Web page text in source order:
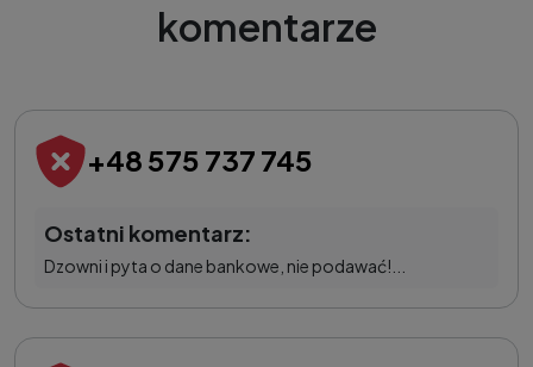
komentarze
+48 575 737 745
Ostatni komentarz:
Dzowni i pyta o dane bankowe, nie podawać!...